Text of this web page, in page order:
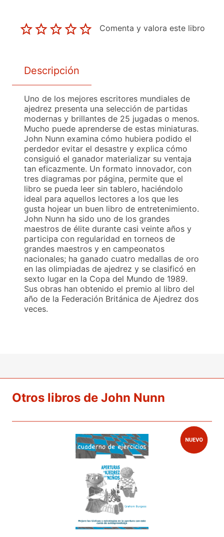
Comenta y valora este libro
Descripción
Uno de los mejores escritores mundiales de
ajedrez presenta una selección de partidas
modernas y brillantes de 25 jugadas o menos.
Mucho puede aprenderse de estas miniaturas.
John Nunn examina cómo hubiera podido el
perdedor evitar el desastre y explica cómo
consiguió el ganador materializar su ventaja
tan eficazmente. Un formato innovador, con
tres diagramas por página, permite que el
libro se pueda leer sin tablero, haciéndolo
ideal para aquellos lectores a los que les
gusta hojear un buen libro de entretenimiento.
John Nunn ha sido uno de los grandes
maestros de élite durante casi veinte años y
participa con regularidad en torneos de
grandes maestros y en campeonatos
nacionales; ha ganado cuatro medallas de oro
en las olimpiadas de ajedrez y se clasificó en
sexto lugar en la Copa del Mundo de 1989.
Sus obras han obtenido el premio al libro del
año de la Federación Británica de Ajedrez dos
veces.
Otros libros de John Nunn